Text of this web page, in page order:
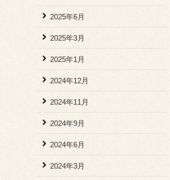
2025年6月
2025年3月
2025年1月
2024年12月
2024年11月
2024年9月
2024年6月
2024年3月